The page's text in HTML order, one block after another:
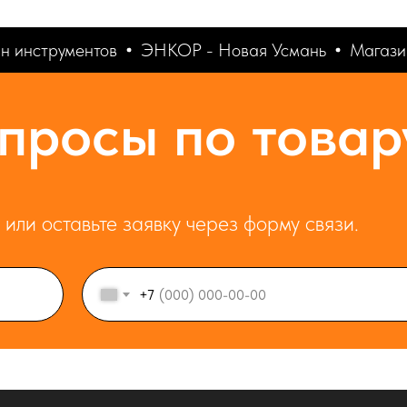
ЭНКОР - Новая Усмань Магазин
по
оставьте заявку через форму связи.
+7